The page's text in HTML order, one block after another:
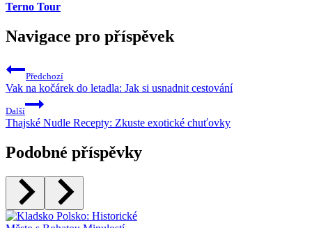
Terno Tour
Navigace pro příspěvek
Předchozí
Vak na kočárek do letadla: Jak si usnadnit cestování
Další
Thajské Nudle Recepty: Zkuste exotické chuťovky
Podobné příspěvky